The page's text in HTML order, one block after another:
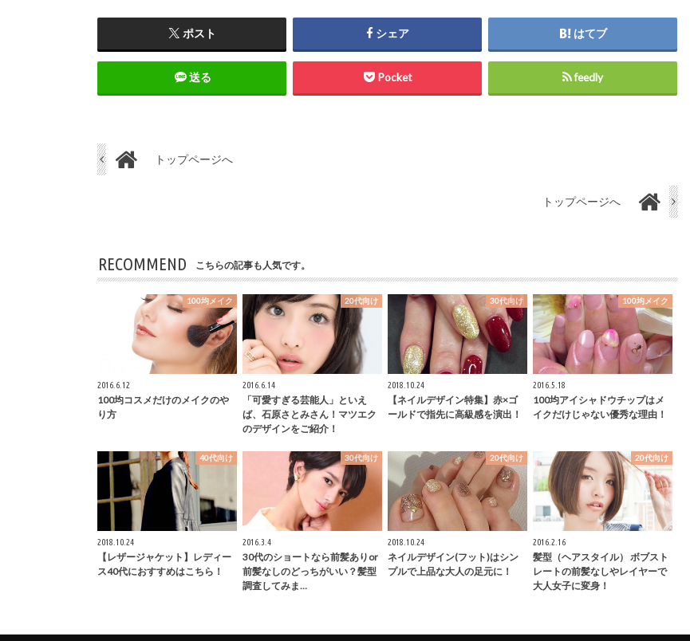
ポスト シェア はてブ
送る Pocket feedly
トップページへ
トップページへ
RECOMMEND こちらの記事も人気です。
100均メイク
2016.6.12
100均コスメだけのメイクのや
り方
20代向け
2016.6.14
「可愛すぎる芸能人」といえ
ば、石原さとみさん！マツエク
のデザインをご紹介！
30代向け
2018.10.24
【ネイルデザイン特集】赤×ゴ
ールドで指先に高級感を演出！
100均メイク
2016.5.18
100均アイシャドウチップはメ
イクだけじゃない優秀な理由！
40代向け
2018.10.24
【レザージャケット】レディー
ス40代におすすめはこちら！
30代向け
2016.3.4
30代のショートなら前髪ありor
前髪なしのどっちがいい？髪型
調査してみま…
20代向け
2018.10.24
ネイルデザイン(フット)はシン
プルで上品な大人の足元に！
20代向け
2016.2.16
髪型（ヘアスタイル） ボブスト
レートの前髪なしやレイヤーで
大人女子に変身！